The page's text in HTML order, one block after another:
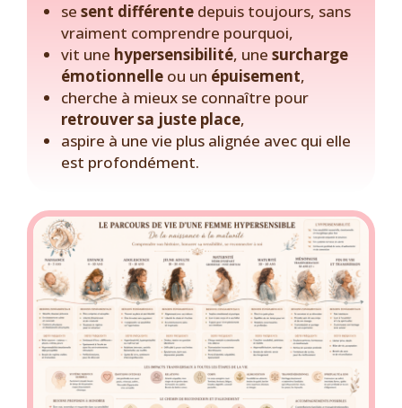
se sent différente depuis toujours, sans
vraiment comprendre pourquoi,
vit une hypersensibilité, une surcharge
émotionnelle ou un épuisement,
cherche à mieux se connaître pour
retrouver sa juste place,
aspire à une vie plus alignée avec qui elle
est profondément.